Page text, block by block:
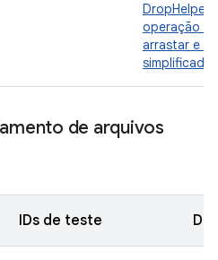
DropHelper
operação de
arrastar e
simplificada
de arquivos
IDs de teste